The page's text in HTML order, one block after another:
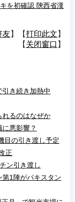
を初確認 陝西省漢
友】【打印此文 】
【 关闭窗口 】
引き続き加熱中
れるのはなぜか
悪影響？
目の引き渡し予定
正
ン引き渡し
1陣がパキスタン